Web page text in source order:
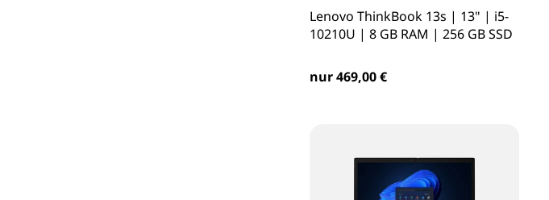
Lenovo ThinkBook 13s | 13" | i5-
10210U | 8 GB RAM | 256 GB SSD
nur 469,00 €